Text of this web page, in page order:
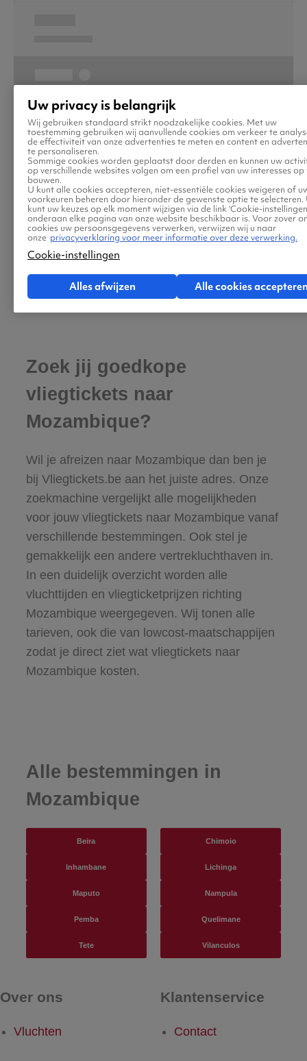
Zoek jij goedkope
vliegtickets naar
Mozambique?
Wil je afreizen naar Mozambique dan ben je
bij Vliegtickets.be aan het juiste adres. Onze
zoekmachine vergelijkt alle mogelijkheden
voor jouw vliegtickets naar Mozambique vanaf
verschillende bestemmingen. Ook stel je
gemakkelijk een andere vertrekluchthaven in.
In een duidelijk overzicht worden alle
vluchttijden en vliegticketprijzen richting
Mozambique weergegeven. Wij tonen alle
tarieven, ook die van lowcost-maatschappijen
zodat je direct ziet wat vliegtickets naar
Mozambique kosten.
Alle bestemmingen in
Mozambique
Beira Chimoio
Inhambane Lichinga
Maputo Nampula
Pemba Quelimane
Tete Vilanculos
Over ons
Vluchten
Klantenservice
Contact
Uw privacy is belangrijk
Wij gebruiken standaard strikt noodzakelijke cookies. Met uw
toestemming gebruiken wij aanvullende cookies om verkeer te
de effectiviteit van onze advertenties te meten en content en
te personaliseren.
Sommige cookies worden geplaatst door derden en kunnen uw
op verschillende websites volgen om een profiel van uw interesses op
bouwen.
U kunt alle cookies accepteren, niet-essentiële cookies weigeren of
voorkeuren beheren door hieronder de gewenste optie te selecteren.
kunt uw keuzes op elk moment wijzigen via de link ‘Cookie-
onderaan elke pagina van onze website beschikbaar is. Voor zover
cookies uw persoonsgegevens verwerken, verwijzen wij u naar
onze privacyverklaring voor meer informatie over deze verwerking.
Cookie-instellingen
Alles afwijzen Alle cookies